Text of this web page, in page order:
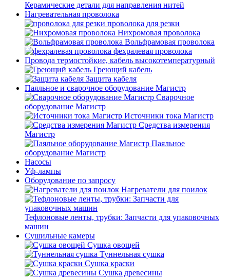
Керамические детали для направления нитей
Нагревательная проволока
проволока для резки
Нихромовая проволока
Вольфрамовая проволока
фехралевая проволока
Провода термостойкие, кабель высокотемпературный
Греющий кабель
Защита кабеля
Паяльное и сварочное оборудование Магистр
Сварочное
оборудование Магистр
Источники тока Магистр
Средства измерения
Магистр
Паяльное
оборудование Магистр
Насосы
Уф-лампы
Оборудование по запросу
Нагреватели для поилок
Тефлоновые ленты, трубки: Запчасти для упаковочных
машин
Сушильные камеры
Сушка овощей
Туннельная сушка
Сушка краски
Сушка древесины